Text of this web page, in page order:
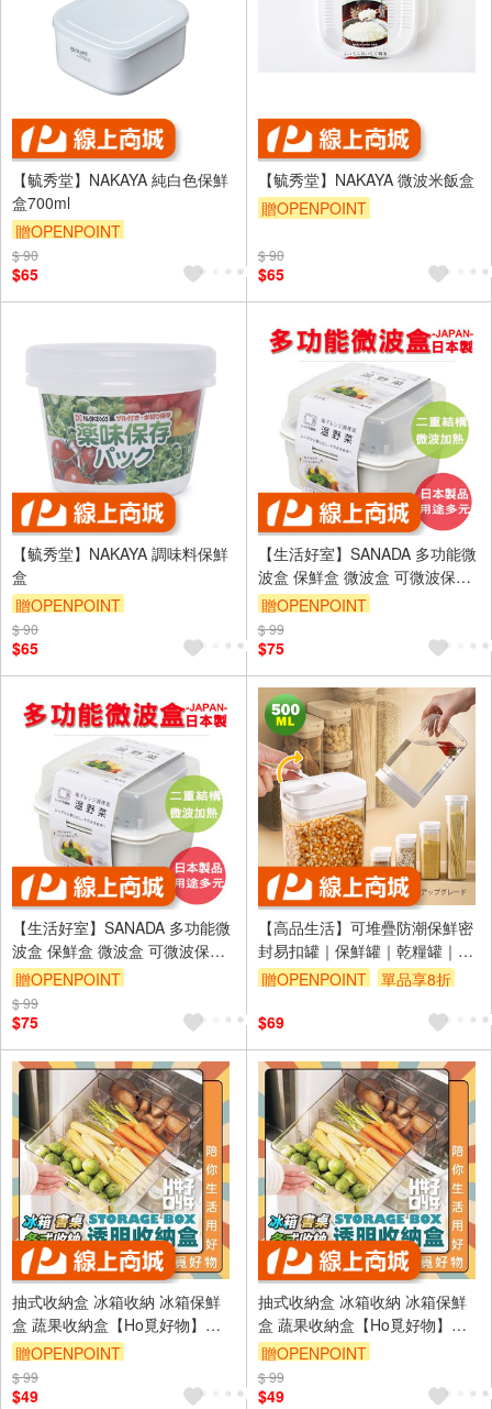
【毓秀堂】NAKAYA 純白色保鮮
盒700ml
贈OPENPOINT
$ 90
$65
【毓秀堂】NAKAYA 微波米飯盒
贈OPENPOINT
$ 90
$65
【毓秀堂】NAKAYA 調味料保鮮
盒
贈OPENPOINT
$ 90
$65
【生活好室】SANADA 多功能微
波盒 保鮮盒 微波盒 可微波保鮮
盒 加熱密封盒 密封盒 保鮮 加熱
微波 野菜盒
贈OPENPOINT
訂單滿999享9折
$ 99
$75
【生活好室】SANADA 多功能微
波盒 保鮮盒 微波盒 可微波保鮮
盒 加熱密封盒 密封盒 保鮮 加熱
微波 野菜盒
贈OPENPOINT
訂單滿999享9折
$ 99
$75
【高品生活】可堆疊防潮保鮮密
封易扣罐｜保鮮罐｜乾糧罐｜食
材密封罐｜防潮｜保鮮盒
贈OPENPOINT
單品享8折
$69
抽式收納盒 冰箱收納 冰箱保鮮
盒 蔬果收納盒【Ho覓好物】
【Ho好收】保鮮盒 冰箱收納盒
透明收納 壓克力收納盒
贈OPENPOINT
$ 99
$49
抽式收納盒 冰箱收納 冰箱保鮮
盒 蔬果收納盒【Ho覓好物】
【Ho好收】保鮮盒 冰箱收納盒
透明收納 壓克力收納盒
贈OPENPOINT
$ 99
$49